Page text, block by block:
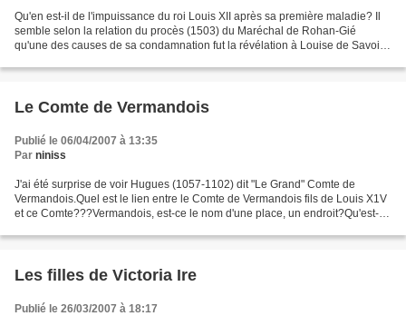
Qu'en est-il de l'impuissance du roi Louis XII après sa première maladie? Il
semble selon la relation du procès (1503) du Maréchal de Rohan-Gié
qu'une des causes de sa condamnation fut la révélation à Louise de Savoie
Le Comte de Vermandois
Publié le 06/04/2007 à 13:35
Par niniss
J'ai été surprise de voir Hugues (1057-1102) dit "Le Grand" Comte de
Vermandois.Quel est le lien entre le Comte de Vermandois fils de Louis X1V
et ce Comte???Vermandois, est-ce le nom d'une place, un endroit?Qu'est-ce
Les filles de Victoria Ire
Publié le 26/03/2007 à 18:17